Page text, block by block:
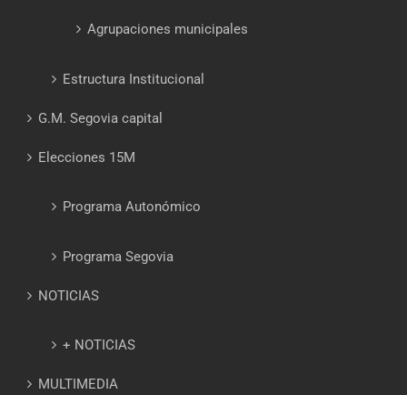
Agrupaciones municipales
Estructura Institucional
G.M. Segovia capital
Elecciones 15M
Programa Autonómico
Programa Segovia
NOTICIAS
+ NOTICIAS
MULTIMEDIA